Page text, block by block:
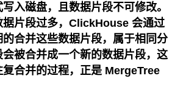
入磁盘，且数据片段不可修改。
据片段过多，ClickHouse 会通过
的合并这些数据片段，属于相同分
会被合并成一个新的数据片段，这
合并的过程，正是 MergeTree